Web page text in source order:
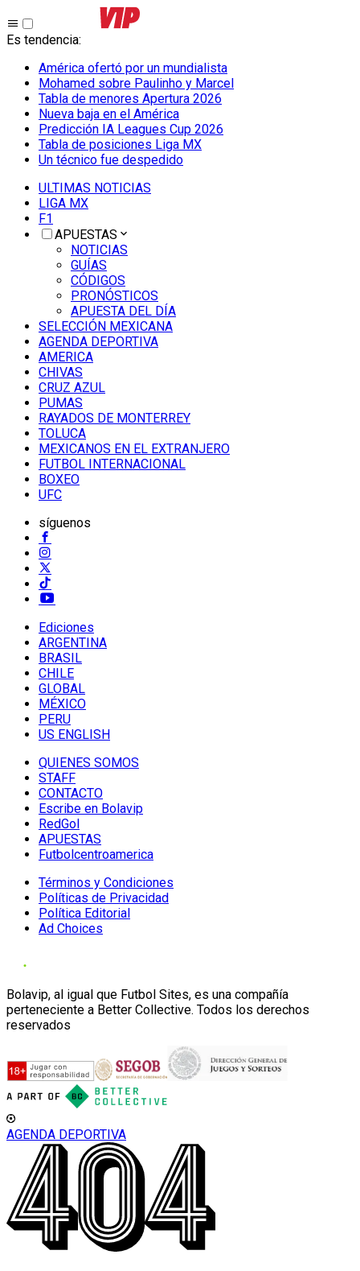
Es tendencia:
América ofertó por un mundialista
Mohamed sobre Paulinho y Marcel
Tabla de menores Apertura 2026
Nueva baja en el América
Predicción IA Leagues Cup 2026
Tabla de posiciones Liga MX
Un técnico fue despedido
ULTIMAS NOTICIAS
LIGA MX
F1
APUESTAS
NOTICIAS
GUÍAS
CÓDIGOS
PRONÓSTICOS
APUESTA DEL DÍA
SELECCIÓN MEXICANA
AGENDA DEPORTIVA
AMERICA
CHIVAS
CRUZ AZUL
PUMAS
RAYADOS DE MONTERREY
TOLUCA
MEXICANOS EN EL EXTRANJERO
FUTBOL INTERNACIONAL
BOXEO
UFC
síguenos
Ediciones
ARGENTINA
BRASIL
CHILE
GLOBAL
MÉXICO
PERU
US ENGLISH
QUIENES SOMOS
STAFF
CONTACTO
Escribe en Bolavip
RedGol
APUESTAS
Futbolcentroamerica
Términos y Condiciones
Políticas de Privacidad
Política Editorial
Ad Choices
Bolavip, al igual que Futbol Sites, es una compañía
perteneciente a Better Collective. Todos los derechos
reservados
AGENDA DEPORTIVA